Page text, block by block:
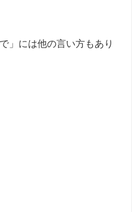
」には他の言い方もあり